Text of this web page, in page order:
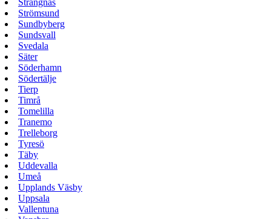
Strängnäs
Strömsund
Sundbyberg
Sundsvall
Svedala
Säter
Söderhamn
Södertälje
Tierp
Timrå
Tomelilla
Tranemo
Trelleborg
Tyresö
Täby
Uddevalla
Umeå
Upplands Väsby
Uppsala
Vallentuna